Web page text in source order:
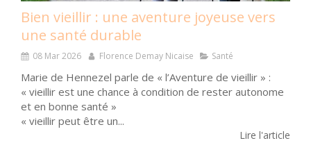
Bien vieillir : une aventure joyeuse vers
une santé durable
08 Mar 2026 Florence Demay Nicaise Santé
Marie de Hennezel parle de « l’Aventure de vieillir » :
« vieillir est une chance à condition de rester autonome
et en bonne santé »
« vieillir peut être un...
Lire l'article